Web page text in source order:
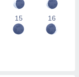
15 16